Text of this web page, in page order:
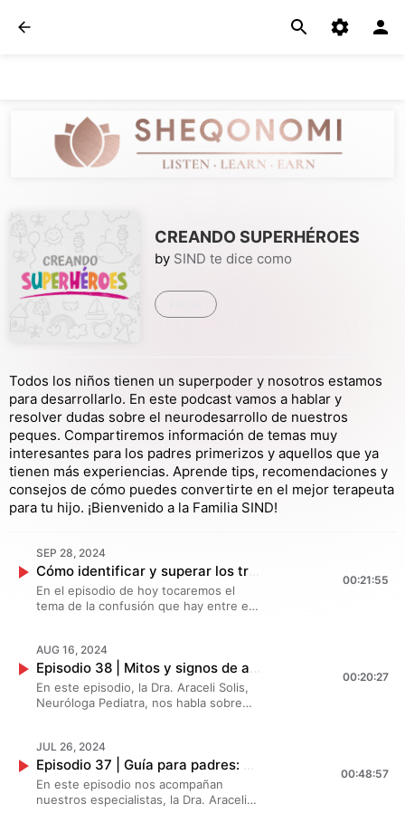
CREANDO SUPERHÉROES
by SIND te dice como
Todos los niños tienen un superpoder y nosotros estamos
para desarrollarlo. En este podcast vamos a hablar y
resolver dudas sobre el neurodesarrollo de nuestros
peques. Compartiremos información de temas muy
interesantes para los padres primerizos y aquellos que ya
tienen más experiencias. Aprende tips, recomendaciones y
consejos de cómo puedes convertirte en el mejor terapeuta
para tu hijo. ¡Bienvenido a la Familia SIND!
SEP 28, 2024
En el episodio de hoy tocaremos el
tema de la confusión que hay entre el
hay entre ambos y cómo debes
abordarlas con tu niñ@. Acompaña a la
Dra. Araceli y Samantha Solis a hablar
de este tema que puede crear
confusión entre nuestros papás y
¡No te lo pierdas!
00:21:55
AUG 16, 2024
En este episodio, la Dra. Araceli Solis,
Neuróloga Pediatra, nos habla sobre
pasar por alto. Desde la idea
equivocada de que todos los niños
autistas son iguales hasta las
dificultades en la comunicación y las
interacciones sociales. ¡Infórmate y
00:20:27
JUL 26, 2024
En este episodio nos acompañan
nuestros especialistas, la Dra. Araceli
00:48:57